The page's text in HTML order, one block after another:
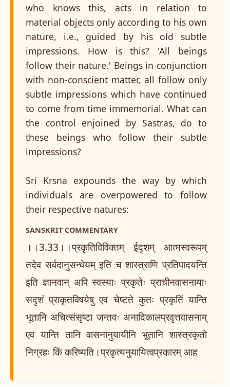
who knows this, acts in relation to
material objects only according to his own
nature, i.e., guided by his old subtle
impressions. How is this? 'All beings
follow their nature.' Beings in conjunction
with non-conscient matter, all follow only
subtle impressions which have continued
to come from time immemorial. What can
the control enjoined by Sastras, do to
these beings who follow their subtle
impressions?
Sri Krsna expounds the way by which
individuals are overpowered to follow
their respective natures:
SANSKRIT COMMENTARY
।।3.33।।प्रकृतिविविक्तम् ईदृशम् आत्मस्वरूपम्
तदेव सर्वदानुसन्धेयम् इति च शास्त्राणि प्रतिपादयन्ति
इति ज्ञानवान् अपि स्वस्याः प्रकृतेः प्राचीनवासनायाः
सदृशं प्राकृतविषयेषु एव चेष्टते कुतः प्रकृतिं यान्ति
भूतानि अचित्संसृष्टा जन्तवः अनादिकालप्रवृत्तवासनाम्
एव यान्ति तानि वासनानुयायीनि भूतानि शास्त्रकृतो
निग्रहः किं करिष्यति।प्रकृत्यनुयायित्वप्रकारम् आह